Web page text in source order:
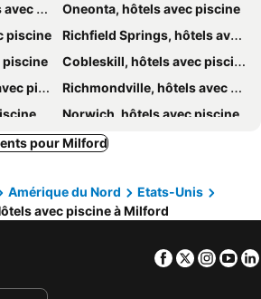
Oneonta, hôtels avec piscine
piscine
Richfield Springs, hôtels avec piscine
piscine
Cobleskill, hôtels avec piscine
Richmondville, hôtels avec piscine
Norwich, hôtels avec piscine
East Springfield, hôtels avec piscine
pour Milford
Amérique du Nord
Etats-Unis
avec piscine à Milford
Facebook
Twitter